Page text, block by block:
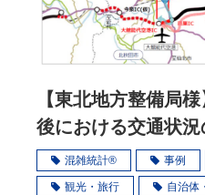
【東北地方整備局
後における交通状況
混雑統計® 事例
観光・旅行 自治体